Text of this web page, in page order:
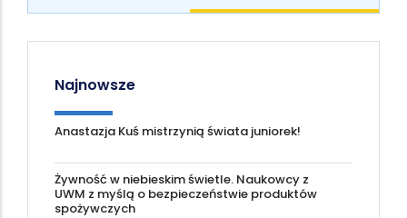
Najnowsze
Anastazja Kuś mistrzynią świata juniorek!
Żywność w niebieskim świetle. Naukowcy z
UWM z myślą o bezpieczeństwie produktów
spożywczych